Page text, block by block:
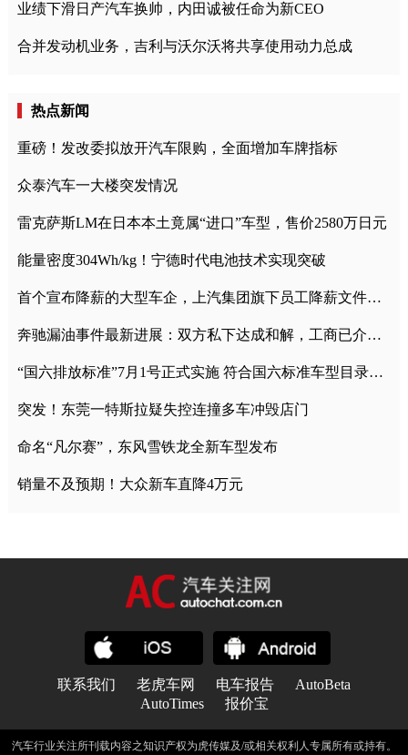
业绩下滑日产汽车换帅，内田诚被任命为新CEO
合并发动机业务，吉利与沃尔沃将共享使用动力总成
热点新闻
重磅！发改委拟放开汽车限购，全面增加车牌指标
众泰汽车一大楼突发情况
雷克萨斯LM在日本本土竟属“进口”车型，售价2580万日元
能量密度304Wh/kg！宁德时代电池技术实现突破
首个宣布降薪的大型车企，上汽集团旗下员工降薪文件曝光
奔驰漏油事件最新进展：双方私下达成和解，工商已介入调查
“国六排放标准”7月1号正式实施 符合国六标准车型目录一览
突发！东莞一特斯拉疑失控连撞多车冲毁店门
命名“凡尔赛”，东风雪铁龙全新车型发布
销量不及预期！大众新车直降4万元
联系我们 老虎车网 电车报告
AutoBeta
AutoTimes
报价宝
汽车行业关注所刊载内容之知识产权为虎传媒及/或相关权利人专属所有或持有。